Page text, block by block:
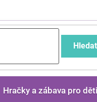
Hledat
Hračky a zábava pro děti